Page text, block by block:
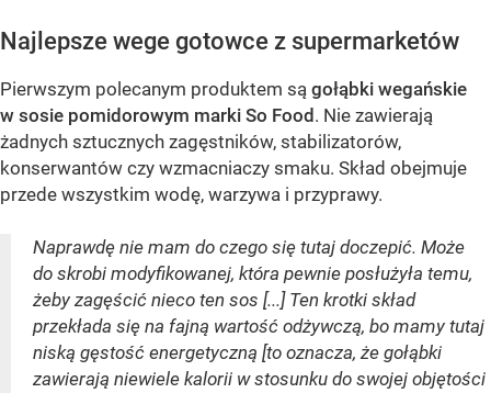
Najlepsze wege gotowce z supermarketów
Pierwszym polecanym produktem są gołąbki wegańskie
w sosie pomidorowym marki So Food . Nie zawierają
żadnych sztucznych zagęstników, stabilizatorów,
konserwantów czy wzmacniaczy smaku. Skład obejmuje
przede wszystkim wodę, warzywa i przyprawy.
Naprawdę nie mam do czego się tutaj doczepić. Może
do skrobi modyfikowanej, która pewnie posłużyła temu,
żeby zagęścić nieco ten sos [...] Ten krotki skład
przekłada się na fajną wartość odżywczą, bo mamy tutaj
niską gęstość energetyczną [to oznacza, że gołąbki
zawierają niewiele kalorii w stosunku do swojej objętości